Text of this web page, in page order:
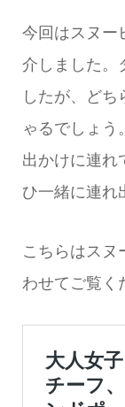
今回はスヌー
介しました。
したが、ど
ゃるでしょう
出かけに連れ
ひ一緒に連れ
こちらはスヌ
わせてご覧く